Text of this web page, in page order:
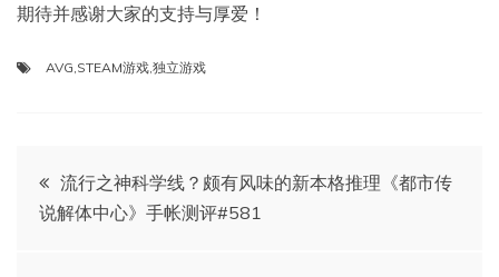
期待并感谢大家的支持与厚爱！
AVG STEAM游戏 独立游戏
文
章
流行之神科学线？颇有风味的新本格推理《都市传
说解体中心》手帐测评#581